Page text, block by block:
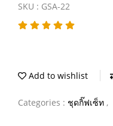
SKU : GSA-22
Add to wishlist
Categories : ชุดกิ๊ฟเซ็ท ,